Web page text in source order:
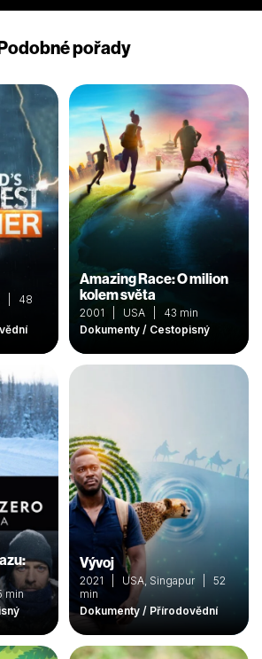
pořady
| 48
Amazing Race: O milion
kolem světa
2001 | USA | 43 min
Dokumenty / Cestopisný
Vývoj
2021 | USA, Singapur | 52
min
Dokumenty / Přírodovědní